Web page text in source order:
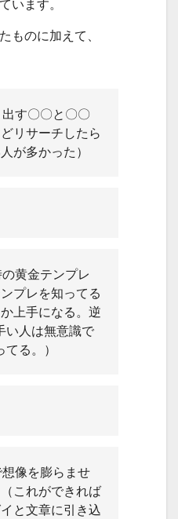
います。
ものに加えて、
す〇〇と〇〇
どリサーチしたら
が多かった）
黄金テンプレ
プレを知ってる
上手になる。逆
い人は無意識で
る。）
像を膨らませ
これができれば
と文章に引き込